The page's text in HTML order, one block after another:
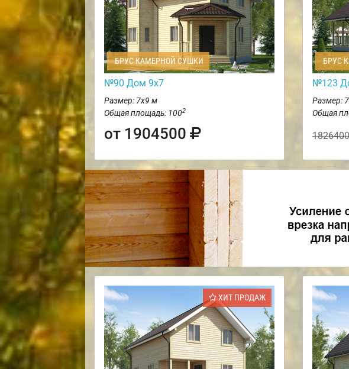
БРУС КАМЕРНОЙ СУШКИ
№90 Дом 9х7
Размер: 7х9 м
Общая площадь: 1002
от 1904500
БРУС
№123
Размер:
Общая
ХИТ ПРОДАЖ